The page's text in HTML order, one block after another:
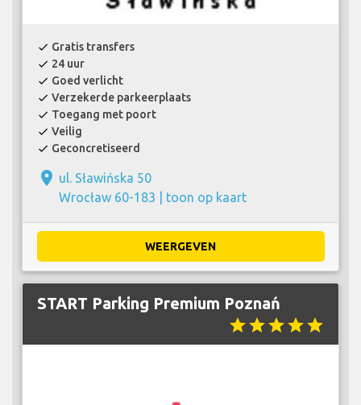
check Gratis transfers
check 24 uur
check Goed verlicht
check Verzekerde parkeerplaats
check Toegang met poort
check Veilig
check Geconcretiseerd
place ul. Sławińska 50
Wrocław 60-183 | toon op kaart
WEERGEVEN
START Parking Premium Poznań
starstarstarstarstar